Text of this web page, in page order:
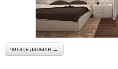
читать дальше →